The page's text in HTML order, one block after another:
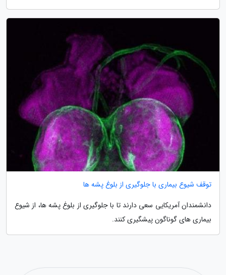
توقف شیوع بیماری با جلوگیری از بلوغ پشه ها
دانشمندان آمریکایی سعی دارند تا با جلوگیری از بلوغ پشه ها، از شیوع
بیماری های گوناگون پیشگیری کنند.